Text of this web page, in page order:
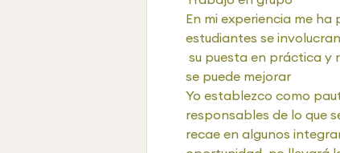
En mi experiencia me
estudiantes se
su puesta en práctica y
se puede mejorar
Yo establezco como
responsables de lo que
recae en algunos